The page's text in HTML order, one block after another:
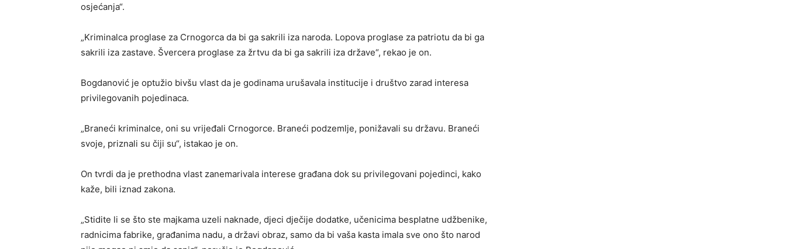
osjećanja“.
„Kriminalca proglase za Crnogorca da bi ga sakrili iza naroda. Lopova proglase za patriotu da bi ga
sakrili iza zastave. Švercera proglase za žrtvu da bi ga sakrili iza države“, rekao je on.
Bogdanović je optužio bivšu vlast da je godinama urušavala institucije i društvo zarad interesa
privilegovanih pojedinaca.
„Braneći kriminalce, oni su vrijeđali Crnogorce. Braneći podzemlje, ponižavali su državu. Braneći
svoje, priznali su čiji su“, istakao je on.
On tvrdi da je prethodna vlast zanemarivala interese građana dok su privilegovani pojedinci, kako
kaže, bili iznad zakona.
„Stidite li se što ste majkama uzeli naknade, djeci dječije dodatke, učenicima besplatne udžbenike,
radnicima fabrike, građanima nadu, a državi obraz, samo da bi vaša kasta imala sve ono što narod